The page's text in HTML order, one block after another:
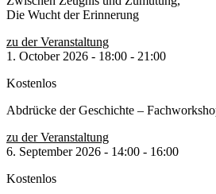
Die Wucht der Erinnerung
zu der Veranstaltung
1. October 2026 - 18:00 - 21:00
Kostenlos
Abdrücke der Geschichte –
zu der Veranstaltung
6. September 2026 - 14:00 - 16:00
Kostenlos